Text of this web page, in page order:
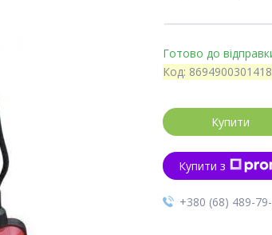
Готово до
Код: 8694900301418
Купити
Купити з
+380 (68) 489-